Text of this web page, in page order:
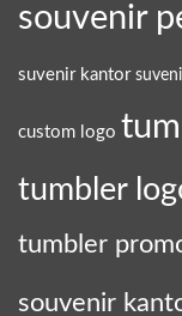
souvenir
suvenir kantor
custom logo
tumbler
tumbler
souvenir